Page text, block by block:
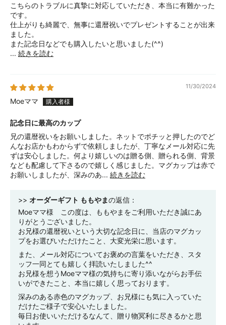
こちらのトラブルに真摯に対応していただき、本当に有難かった
です。
仕上がりも綺麗で、無事に還暦祝いでプレゼントすることが出来
ました。
また記念日などでも購入したいと思いました(^^)
... 続きを読む
11/30/2024
Moeママ
記念日に最高のカップ
兄の還暦祝いをお願いしました。ネットでポチッと押したのでど
んなお店かもわからずで依頼しましたが、丁寧なメール対応に先
ずは安心しました。何より嬉しいのは贈る側、贈られる側、背景
なども配慮して下さるので嬉しく感じました。マグカップは赤で
お願いしましたが、深みのあ... 続きを読む
>> オーダーギフト ももやまの返信：
Moeママ様 この度は、ももやまをご利用いただき誠にあ
りがとうございました。
お兄様の還暦祝いという大切な記念日に、当店のマグカッ
プをお選びいただけたこと、大変光栄に思います。
また、メール対応についてお褒めの言葉をいただき、スタ
ッフ一同とても嬉しく拝読いたしました^^
お兄様を想うMoeママ様の気持ちに寄り添いながらお手伝
いができたこと、本当に嬉しく思っております。
深みのある赤色のマグカップ、お兄様にも気に入っていた
だけたご様子で安心いたしました。
毎日お使いいただけるなんて、贈り物冥利に尽きるかと思